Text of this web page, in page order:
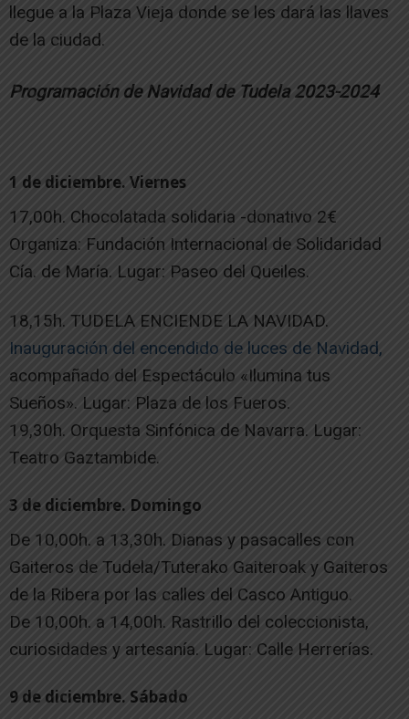
llegue a la Plaza Vieja donde se les dará las llaves
de la ciudad.
Programación de Navidad de Tudela 2023-2024
1 de diciembre. Viernes
17,00h. Chocolatada solidaria -donativo 2€
Organiza: Fundación Internacional de Solidaridad
Cía. de María. Lugar: Paseo del Queiles.
18,15h. TUDELA ENCIENDE LA NAVIDAD.
Inauguración del encendido de luces de Navidad,
acompañado del Espectáculo «Ilumina tus
Sueños». Lugar: Plaza de los Fueros.
19,30h. Orquesta Sinfónica de Navarra. Lugar:
Teatro Gaztambide.
3 de diciembre. Domingo
De 10,00h. a 13,30h. Dianas y pasacalles con
Gaiteros de Tudela/Tuterako Gaiteroak y Gaiteros
de la Ribera por las calles del Casco Antiguo.
De 10,00h. a 14,00h. Rastrillo del coleccionista,
curiosidades y artesanía. Lugar: Calle Herrerías.
9 de diciembre. Sábado